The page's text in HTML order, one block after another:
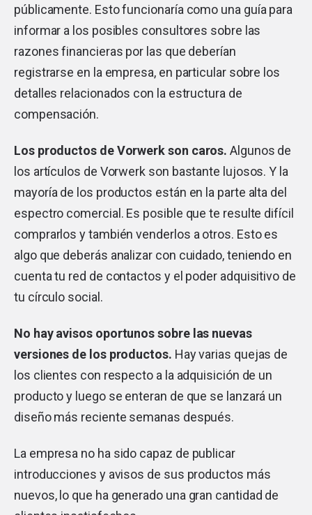
públicamente. Esto funcionaría como una guía para
informar a los posibles consultores sobre las
razones financieras por las que deberían
registrarse en la empresa, en particular sobre los
detalles relacionados con la estructura de
compensación.
Los productos de Vorwerk son caros.Algunos de
los artículos de Vorwerk son bastante lujosos. Y la
mayoría de los productos están en la parte alta del
espectro comercial. Es posible que te resulte difícil
comprarlos y también venderlos a otros. Esto es
algo que deberás analizar con cuidado, teniendo en
cuenta tu red de contactos y el poder adquisitivo de
tu círculo social.
No hay avisos oportunos sobre las nuevas
versiones de los productos. Hay varias quejas de
los clientes con respecto a la adquisición de un
producto y luego se enteran de que se lanzará un
diseño más reciente semanas después.
La empresa no ha sido capaz de publicar
introducciones y avisos de sus productos más
nuevos, lo que ha generado una gran cantidad de